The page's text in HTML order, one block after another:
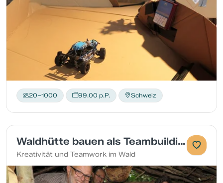
20–1000 99.00 p.P. Schweiz
Waldhütte bauen als Teambuilding
Kreativität und Teamwork im Wald